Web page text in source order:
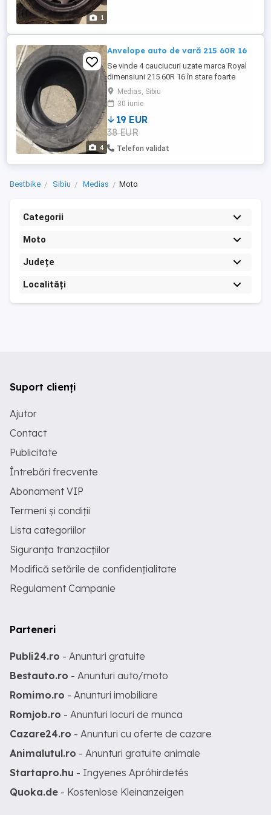
1
4
Anvelope auto de vară 215 60R 16
Se vinde 4 cauciucuri uzate marca Royal
dimensiuni 215 60R 16 în stare foarte
bună. Prețul este penttu toate 4 bucati și
este negociabil . Sânt anvelope de vara
Medias, Sibiu
30 iunie
19 EUR
38 EUR
Telefon validat
Bestbike Sibiu Medias Moto
Categorii
Moto
Județe
Localități
Suport clienți
Ajutor
Contact
Publicitate
Întrebări frecvente
Abonament VIP
Termeni și condiții
Lista categoriilor
Siguranța tranzacțiilor
Modifică setările de confidențialitate
Regulament Campanie
Parteneri
Publi24.ro - Anunturi gratuite
Bestauto.ro - Anunturi auto/moto
Romimo.ro - Anunturi imobiliare
Romjob.ro - Anunturi locuri de munca
Cazare24.ro - Anunturi cu oferte de cazare
Animalutul.ro - Anunturi gratuite animale
Startapro.hu - Ingyenes Apróhirdetés
Quoka.de - Kostenlose Kleinanzeigen